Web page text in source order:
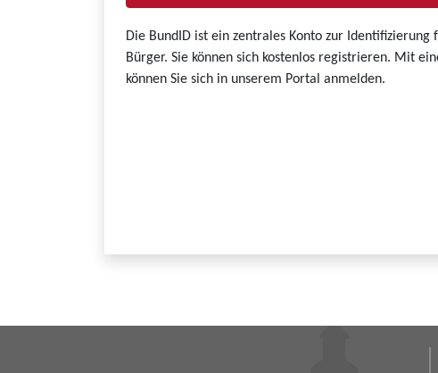
Die BundID ist ein zentrales Konto zur Identifizierung
Bürger. Sie können sich kostenlos registrieren. Mit
können Sie sich in unserem Portal anmelden.